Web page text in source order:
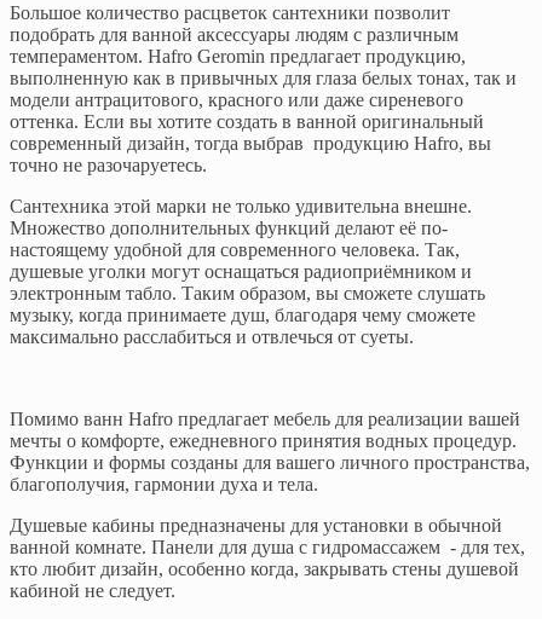
Большое количество расцветок сантехники позволит
подобрать для ванной аксессуары людям с различным
темпераментом. Hafro Geromin предлагает продукцию,
выполненную как в привычных для глаза белых тонах, так и
модели антрацитового, красного или даже сиреневого
оттенка. Если вы хотите создать в ванной оригинальный
современный дизайн, тогда выбрав продукцию Hafro, вы
точно не разочаруетесь.
Сантехника этой марки не только удивительна внешне.
Множество дополнительных функций делают её по-
настоящему удобной для современного человека. Так,
душевые уголки могут оснащаться радиоприёмником и
электронным табло. Таким образом, вы сможете слушать
музыку, когда принимаете душ, благодаря чему сможете
максимально расслабиться и отвлечься от суеты.
Помимо ванн Hafro предлагает мебель для реализации вашей
мечты о комфорте, ежедневного принятия водных процедур.
Функции и формы созданы для вашего личного пространства,
благополучия, гармонии духа и тела.
Душевые кабины предназначены для установки в обычной
ванной комнате. Панели для душа с гидромассажем - для тех,
кто любит дизайн, особенно когда, закрывать стены душевой
кабиной не следует.